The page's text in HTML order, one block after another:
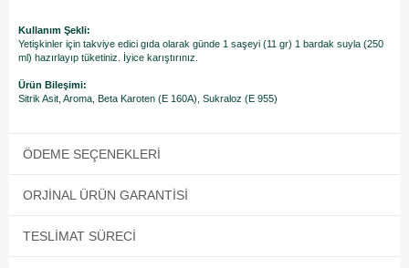
Kullanım Şekli:
Yetişkinler için takviye edici gıda olarak günde 1 saşeyi (11 gr) 1 bardak suyla (250
ml) hazırlayıp tüketiniz. İyice karıştırınız.
Ürün Bileşimi:
Sitrik Asit, Aroma, Beta Karoten (E 160A), Sukraloz (E 955)
ÖDEME SEÇENEKLERI
ORJINAL ÜRÜN GARANTISI
TESLIMAT SÜRECI